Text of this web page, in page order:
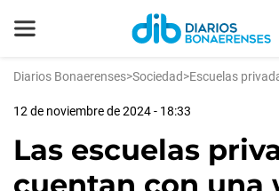
Diarios Bonaerenses>Sociedad>Escuelas
12 de noviembre de 2024 - 18:33
Las escuelas